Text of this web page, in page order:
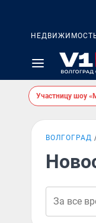
Участницу шоу
ВОЛГОГРАД